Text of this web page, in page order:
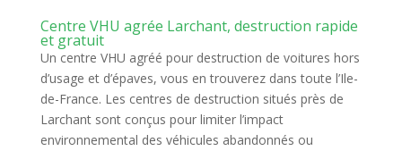
Centre VHU agrée Larchant, destruction rapide
et gratuit
Un centre VHU agréé pour destruction de voitures hors
d’usage et d’épaves, vous en trouverez dans toute l’Ile-
de-France. Les centres de destruction situés près de
Larchant sont conçus pour limiter l’impact
environnemental des véhicules abandonnés ou